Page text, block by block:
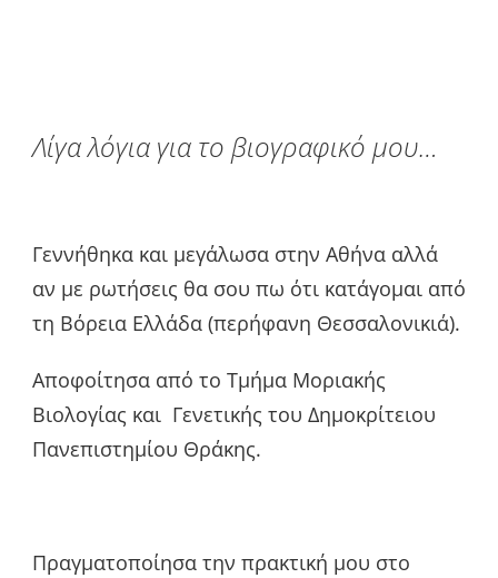
Λίγα λόγια για το βιογραφικό μου…
Γεννήθηκα και μεγάλωσα στην Αθήνα αλλά
αν με ρωτήσεις θα σου πω ότι κατάγομαι από
τη Βόρεια Ελλάδα (περήφανη Θεσσαλονικιά).
Αποφοίτησα από το Τμήμα Μοριακής
Βιολογίας και Γενετικής του Δημοκρίτειου
Πανεπιστημίου Θράκης.
Πραγματοποίησα την πρακτική μου στο